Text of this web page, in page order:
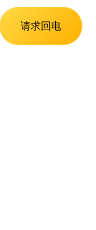
请求回电